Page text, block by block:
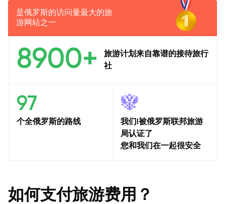
是俄罗斯的访问量最大的旅
游网站之一
8900+
旅游计划来自靠谱的接待旅行
社
97
个全俄罗斯的路线
我们l被俄罗斯联邦旅游
局认证了
您和我们在一起很安全
如何支付旅游费用？